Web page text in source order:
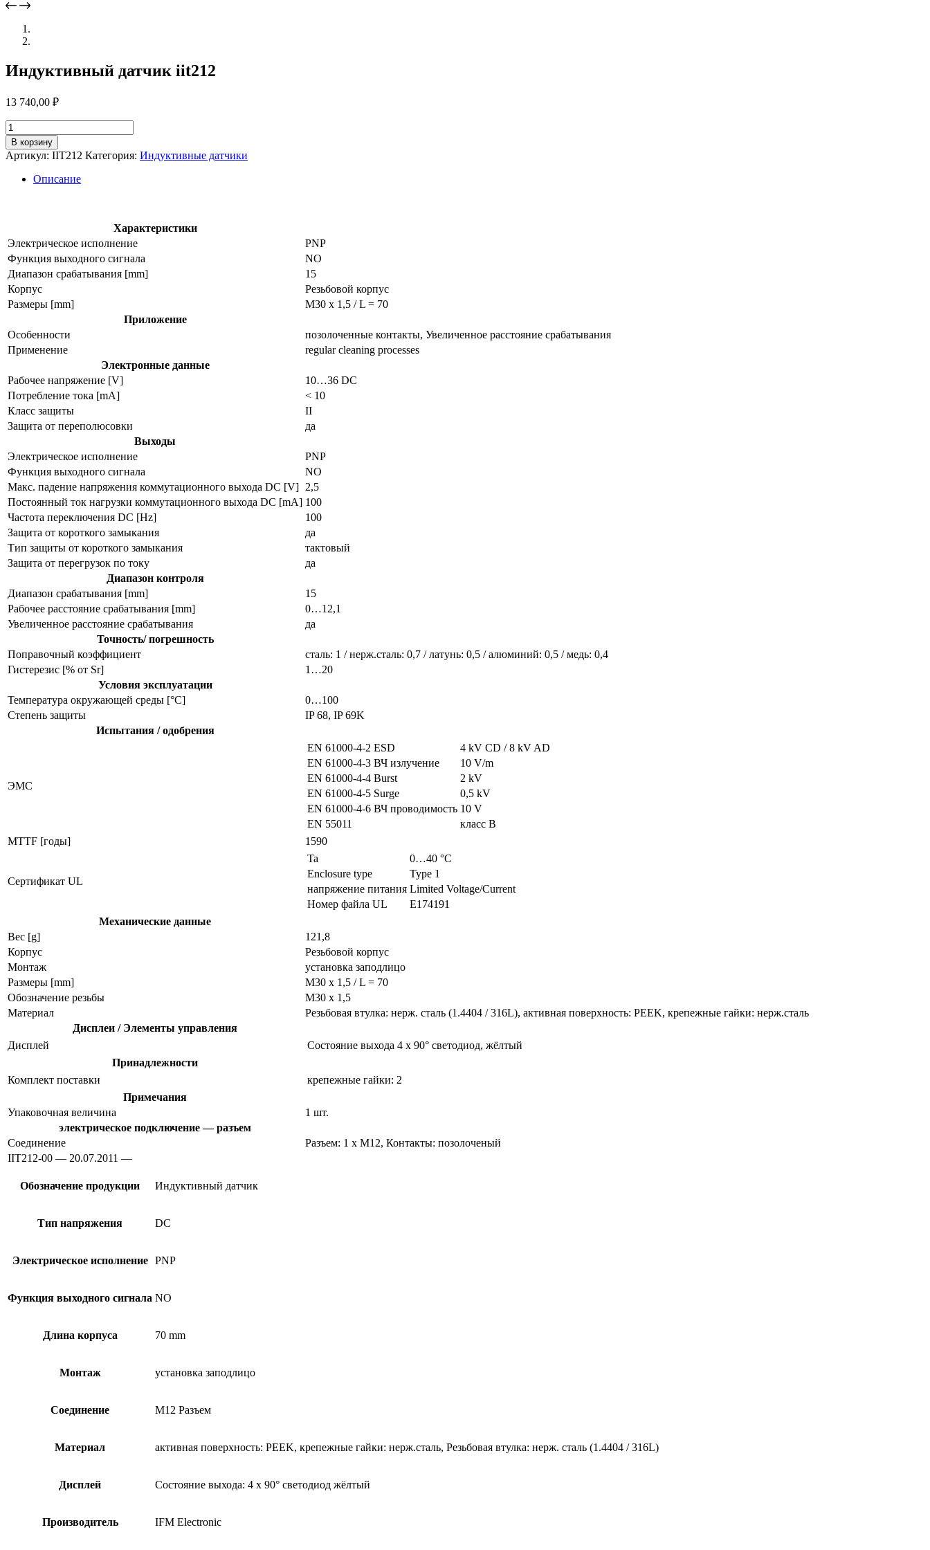
Индуктивный датчик iit212
13 740,00 ₽
Количество
товара
Индуктивный
датчик
iit212
В корзину
Артикул: IIT212 Категория: Индуктивные датчики
Описание
Характеристики
Электрическое исполнение
PNP
Функция выходного сигнала
NO
Диапазон срабатывания [mm]
15
Корпус
Резьбовой корпус
Размеры [mm]
M30 x 1,5 / L = 70
Приложение
Особенности
позолоченные контакты, Увеличенное расстояние срабатывания
Применение
regular cleaning processes
Электронные данные
Рабочее напряжение [V]
10…36 DC
Потребление тока [mA]
< 10
Класс защиты
II
Защита от переполюсовки
да
Выходы
Электрическое исполнение
PNP
Функция выходного сигнала
NO
Макс. падение напряжения коммутационного выхода DC [V] 2,5
Постоянный ток нагрузки коммутационного выхода DC [mA] 100
Частота переключения DC [Hz]
100
Защита от короткого замыкания
да
Тип защиты от короткого замыкания
тактовый
Защита от перегрузок по току
да
Диапазон контроля
Диапазон срабатывания [mm]
15
Рабочее расстояние срабатывания [mm]
0…12,1
Увеличенное расстояние срабатывания
да
Точность/ погрешность
Поправочный коэффициент
сталь: 1 / нерж.сталь: 0,7 / латунь: 0,5 / алюминий: 0,5 / медь: 0,4
Гистерезис [% от Sr]
1…20
Условия эксплуатации
Температура окружающей среды [°C]
0…100
Степень защиты
IP 68, IP 69K
Испытания / одобрения
ЭMC
EN 61000-4-2 ESD
4 kV CD / 8 kV AD
EN 61000-4-3 ВЧ излучение
10 V/m
EN 61000-4-4 Burst
2 kV
EN 61000-4-5 Surge
0,5 kV
EN 61000-4-6 ВЧ проводимость 10 V
EN 55011
класс B
MTTF [годы]
1590
Сертификат UL
Ta
0…40 °C
Enclosure type
Type 1
напряжение питания Limited Voltage/Current
Номер файла UL
E174191
Механические данные
Вес [g]
121,8
Корпус
Резьбовой корпус
Монтаж
установка заподлицо
Размеры [mm]
M30 x 1,5 / L = 70
Обозначение резьбы
M30 x 1,5
Материал
Резьбовая втулка: нерж. сталь (1.4404 / 316L), активная поверхность: PEEK, крепежные гайки: нерж.сталь
Дисплеи / Элементы управления
Дисплей
Состояние выхода 4 x 90° светодиод, жёлтый
Принадлежности
Комплект поставки
крепежные гайки: 2
Примечания
Упаковочная величина
1 шт.
электрическое подключение — разъем
Соединение
Разъем: 1 x M12, Контакты: позолоченый
IIT212-00 — 20.07.2011 —
Обозначение продукции Индуктивный датчик
Тип напряжения DC
Электрическое исполнение PNP
Функция выходного сигнала NO
Длина корпуса 70 mm
Монтаж установка заподлицо
Соединение M12 Разъем
Материал активная поверхность: PEEK, крепежные гайки: нерж.сталь, Резьбовая втулка: нерж. сталь (1.4404 / 316L)
Дисплей Состояние выхода: 4 x 90° светодиод жёлтый
Производитель IFM Electronic